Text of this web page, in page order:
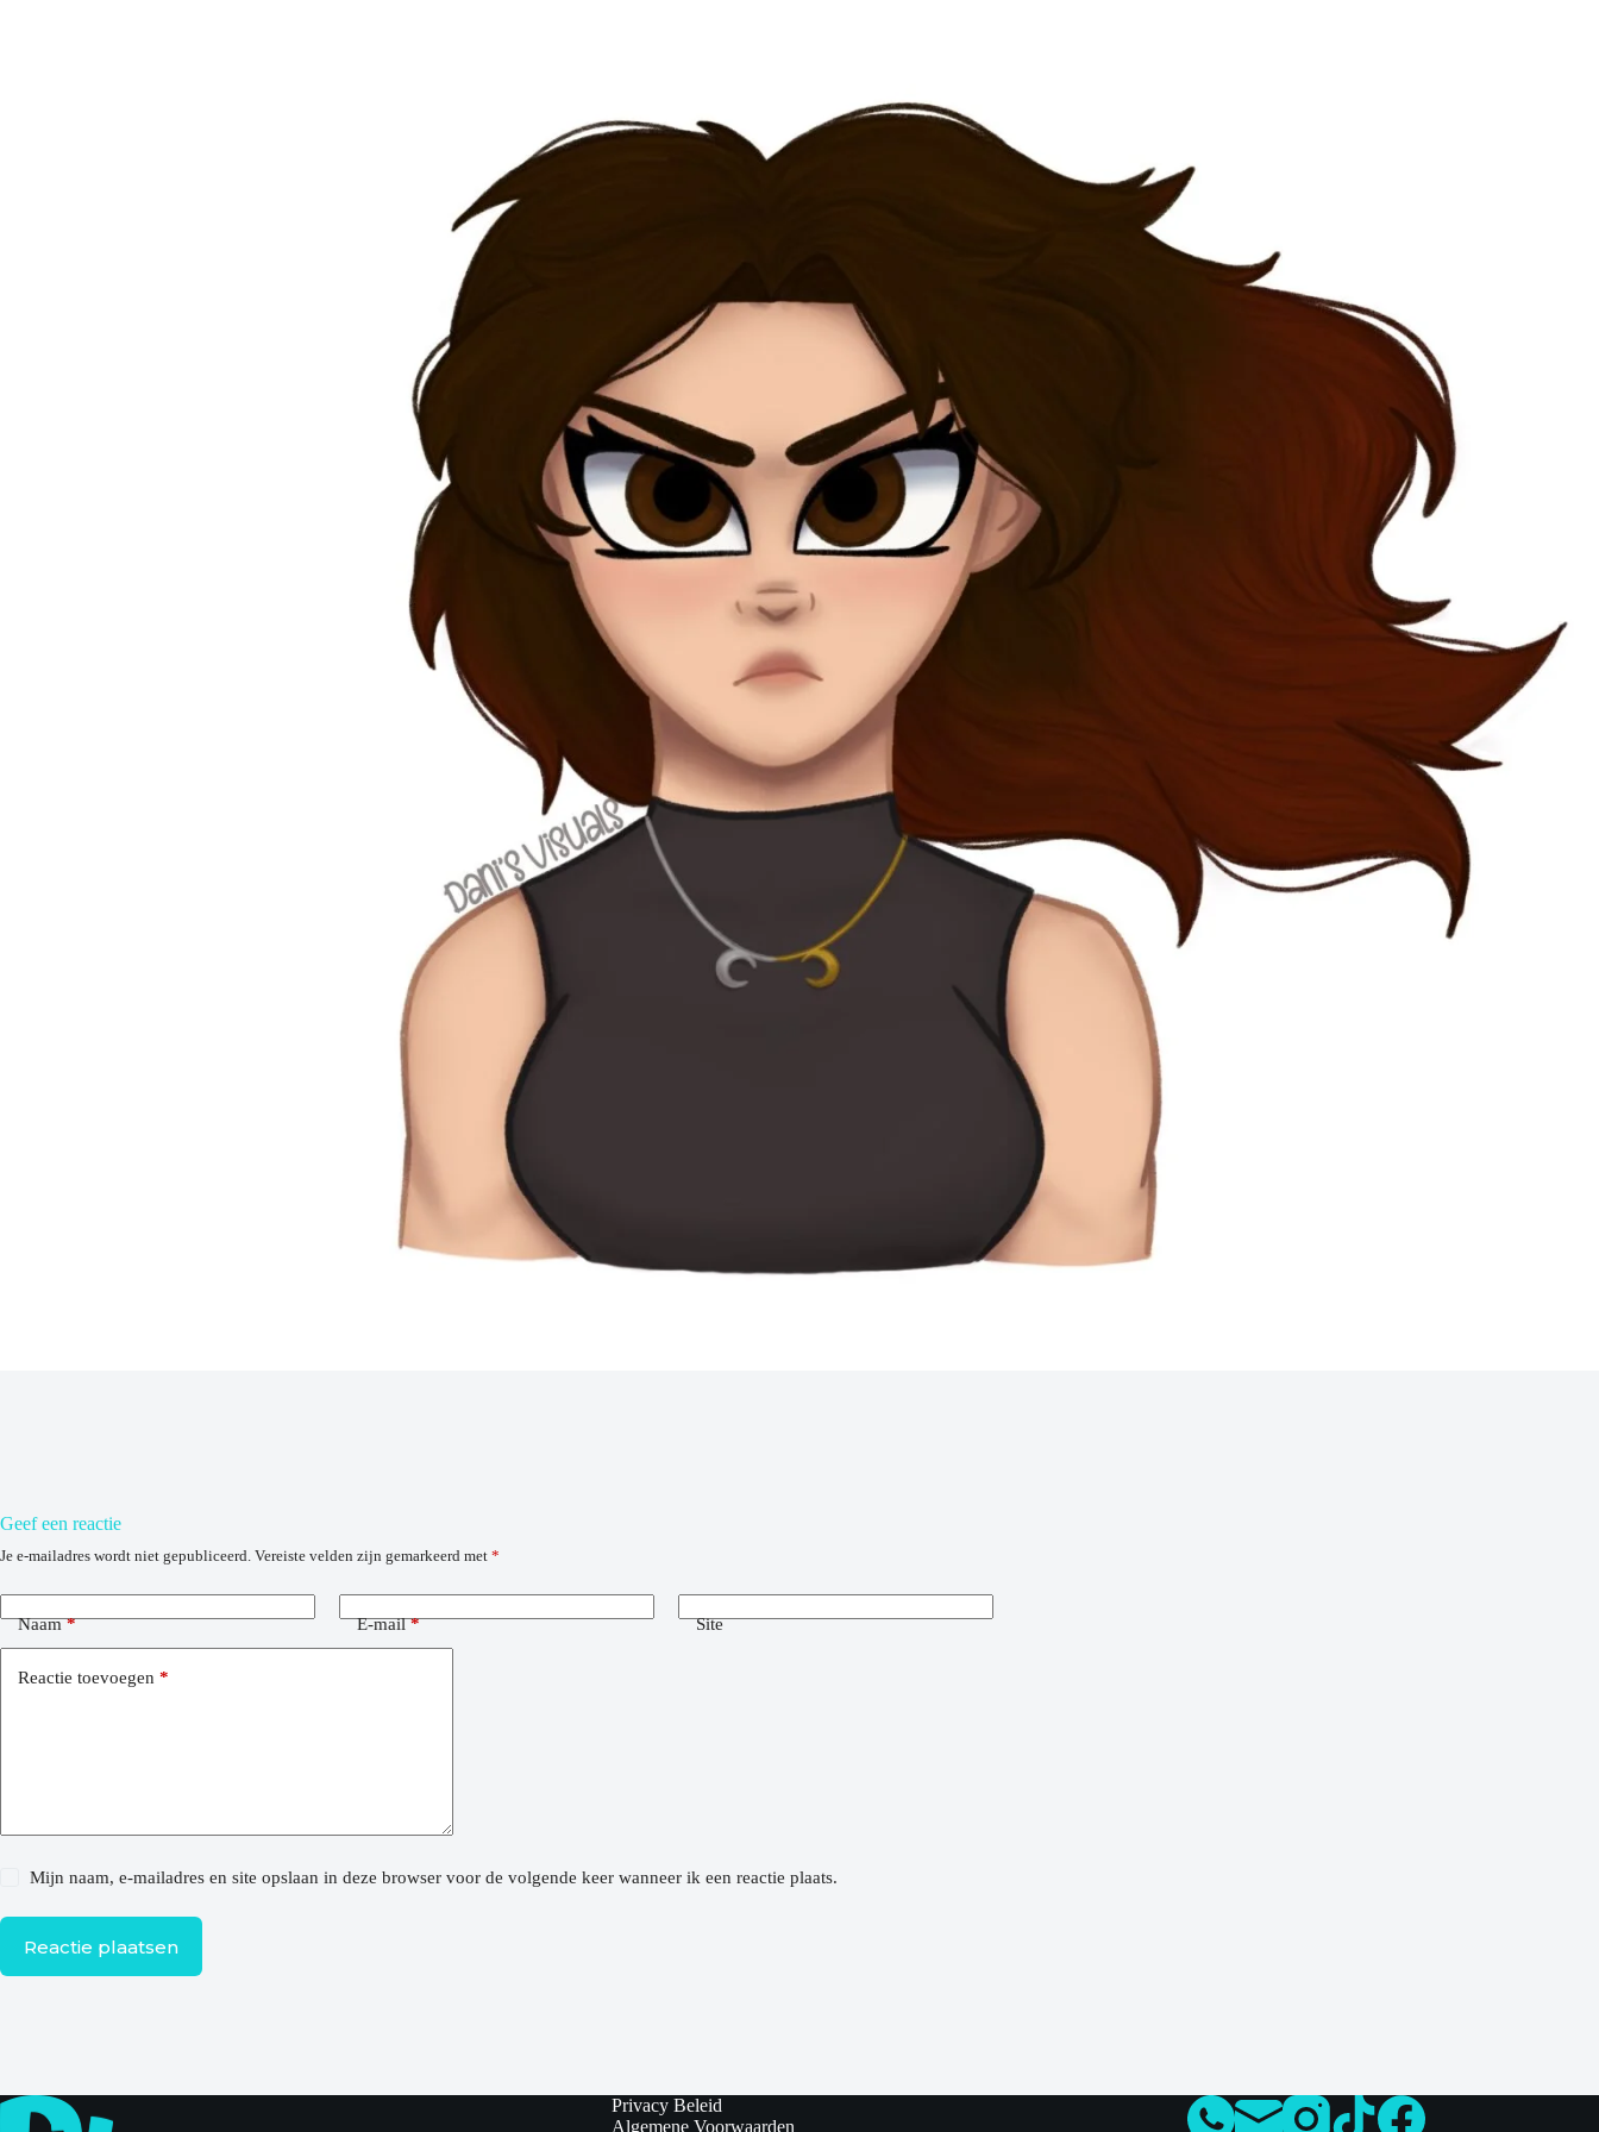
Geef een reactie
Je e-mailadres wordt niet gepubliceerd. Vereiste velden zijn gemarkeerd met *
Naam* E-mail* Site
Reactie toevoegen *
Mijn naam, e-mailadres en site opslaan in deze browser voor de volgende keer wanneer ik een reactie plaats.
Reactie plaatsen
Privacy Beleid
Algemene Voorwaarden